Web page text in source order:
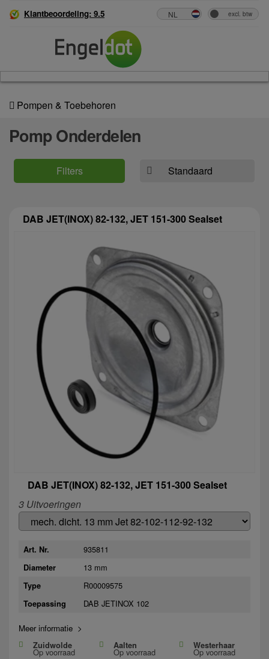
Klantbeoordeling: 9.5
Pompen & Toebehoren
Pomp Onderdelen
Filters
DAB JET(INOX) 82-132, JET 151-300 Sealset
DAB JET(INOX) 82-132, JET 151-300 Sealset
3 Uitvoeringen
Art. Nr. 935811
Diameter 13 mm
Type R00009575
Toepassing DAB JETINOX 102
Meer informatie >
Zuidwolde
Op voorraad
Aalten
Op voorraad
Westerhaar
Op voorraad